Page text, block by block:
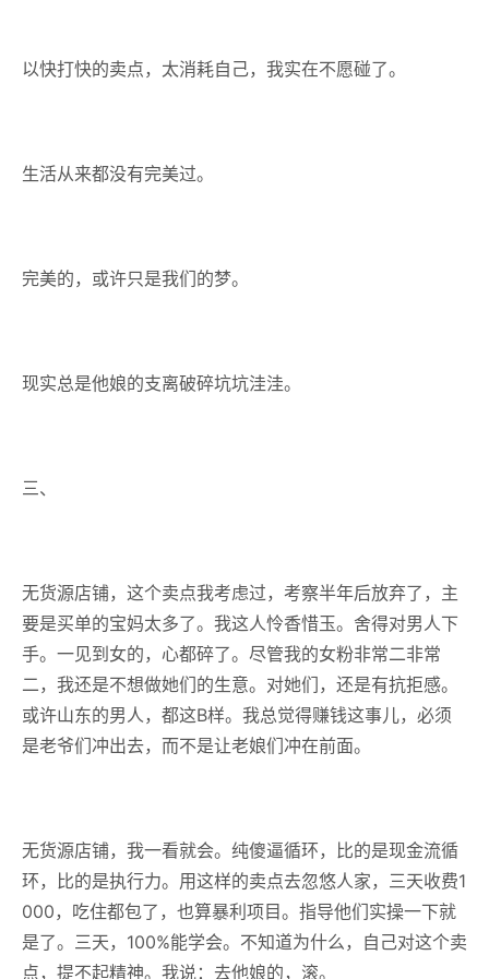
以快打快的卖点，太消耗自己，我实在不愿碰了。
生活从来都没有完美过。
完美的，或许只是我们的梦。
现实总是他娘的支离破碎坑坑洼洼。
三、
无货源店铺，这个卖点我考虑过，考察半年后放弃了，主
要是买单的宝妈太多了。我这人怜香惜玉。舍得对男人下
手。一见到女的，心都碎了。尽管我的女粉非常二非常
二，我还是不想做她们的生意。对她们，还是有抗拒感。
或许山东的男人，都这B样。我总觉得赚钱这事儿，必须
是老爷们冲出去，而不是让老娘们冲在前面。
无货源店铺，我一看就会。纯傻逼循环，比的是现金流循
环，比的是执行力。用这样的卖点去忽悠人家，三天收费1
000，吃住都包了，也算暴利项目。指导他们实操一下就
是了。三天，100%能学会。不知道为什么，自己对这个卖
点，提不起精神。我说：去他娘的，滚。